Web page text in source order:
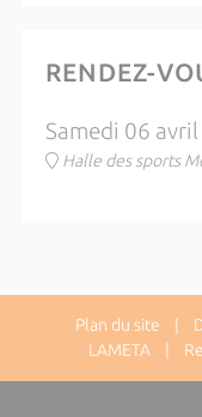
RENDEZ-
Samedi 06
Halle des sports
Plan du site |
LAMETA |